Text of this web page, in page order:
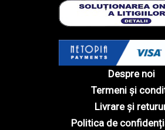
Despre noi
Termeni și
Livrare și
Politica de